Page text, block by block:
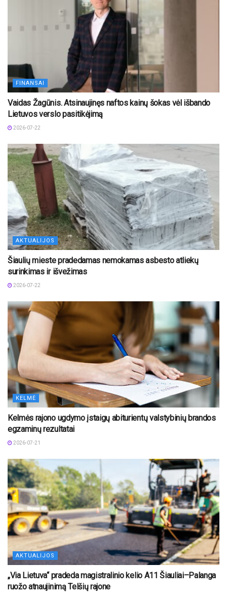
FINANSAI
Vaidas Žagūnis. Atsinaujinęs naftos kainų šokas vėl išbando
Lietuvos verslo pasitikėjimą
2026-07-22
AKTUALIJOS
Šiaulių mieste pradedamas nemokamas asbesto atliekų
surinkimas ir išvežimas
2026-07-22
KELMĖ
Kelmės rajono ugdymo įstaigų abiturientų valstybinių brandos
egzaminų rezultatai
2026-07-21
AKTUALIJOS
„Via Lietuva“ pradeda magistralinio kelio A11 Šiauliai–Palanga
ruožo atnaujinimą Telšių rajone